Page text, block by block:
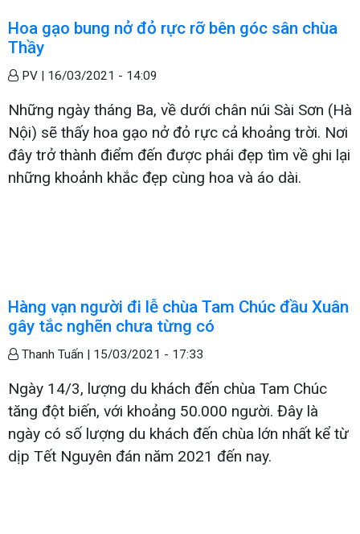
Hoa gạo bung nở đỏ rực rỡ bên góc sân chùa
Thầy
PV | 16/03/2021 - 14:09
Những ngày tháng Ba, về dưới chân núi Sài Sơn (Hà
Nội) sẽ thấy hoa gạo nở đỏ rực cả khoảng trời. Nơi
đây trở thành điểm đến được phái đẹp tìm về ghi lại
những khoảnh khắc đẹp cùng hoa và áo dài.
Hàng vạn người đi lễ chùa Tam Chúc đầu Xuân
gây tắc nghẽn chưa từng có
Thanh Tuấn | 15/03/2021 - 17:33
Ngày 14/3, lượng du khách đến chùa Tam Chúc
tăng đột biến, với khoảng 50.000 người. Đây là
ngày có số lượng du khách đến chùa lớn nhất kể từ
dịp Tết Nguyên đán năm 2021 đến nay.